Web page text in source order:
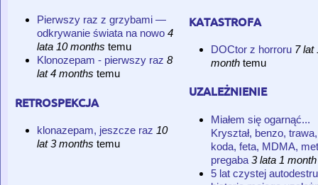
Pierwszy raz z grzybami —
odkrywanie świata na nowo 4
lata 10 months temu
Klonozepam - pierwszy raz 8
lat 4 months temu
retrospekcja
klonazepam, jeszcze raz 10
lat 3 months temu
katastrofa
DOCtor z horroru 7 lat
monthtemu
uzależnienie
Miałem się ogarnąć...
Kryształ, benzo,
koda, feta, MDMA,
pregaba 3 lata 1 month
5 lat czystej